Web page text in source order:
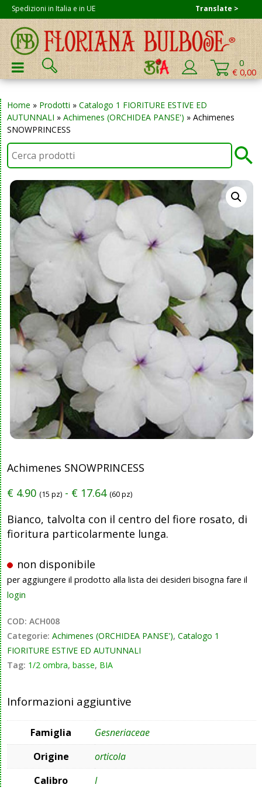
Skip
to
content
Spedizioni in Italia e in UE
Cerca:
0
€ 0,00
PRIMARY MENU
Home » Prodotti » Catalogo 1 FIORITURE ESTIVE ED
AUTUNNALI » Achimenes (ORCHIDEA PANSE') » Achimenes
SNOWPRINCESS
Achimenes SNOWPRINCESS
€ 4.90 (15 pz) - € 17.64 (60 pz)
Bianco, talvolta con il centro del fiore rosato, di
fioritura particolarmente lunga.
non disponibile
per aggiungere il prodotto alla lista dei desideri bisogna fare il
login
COD: ACH008
Categorie: Achimenes (ORCHIDEA PANSE'), Catalogo 1
FIORITURE ESTIVE ED AUTUNNALI
Tag: 1/2 ombra, basse, BIA
Informazioni aggiuntive
Famiglia
Gesneriaceae
Origine
orticola
Calibro
I
Translate >